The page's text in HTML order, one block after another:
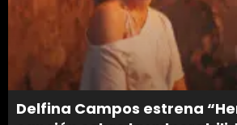
Delfina Campos estrena